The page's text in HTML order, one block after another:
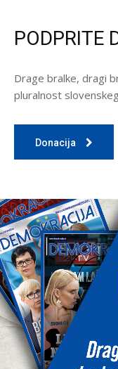
PODPRITE
Drage bralke, dragi
pluralnost
Donacija